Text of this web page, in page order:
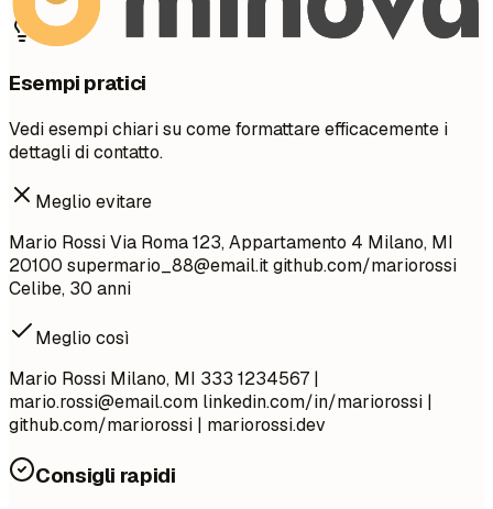
Esempi pratici
Vedi esempi chiari su come formattare efficacemente i
dettagli di contatto.
Meglio evitare
Mario Rossi Via Roma 123, Appartamento 4 Milano, MI
20100 supermario_88@email.itgithub.com/mariorossi
Celibe, 30 anni
Meglio così
Mario Rossi Milano, MI 333 1234567 |
mario.rossi@email.com linkedin.com/in/mariorossi |
github.com/mariorossi | mariorossi.dev
Consigli rapidi